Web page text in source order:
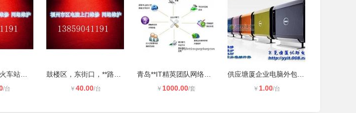
/台 ￥ 40.00/台 ￥ 1000.00/套 ￥ 1.00/台